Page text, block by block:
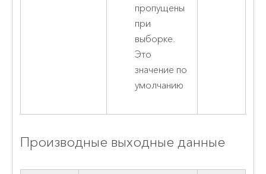
пропущены
при
выборке.
Это
значение по
умолчанию
Производные выходные данные